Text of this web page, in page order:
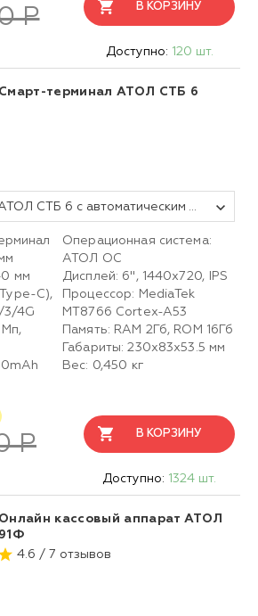
Р В КОРЗИНУ
Доступно: 120 шт.
Смарт-терминал АТОЛ СТБ 6
Смарт-терминал АТОЛ СТБ 6 с автоматическим тарифом SIGMA и ИТС (без ФН, 5.0)
мм
C),
3/4G
Мп,
Операционная система:
АТОЛ ОС
Дисплей: 6", 1440x720, IPS
Процессор: MediaTek
MT8766 Cortex-A53
Память: RAM 2Гб, ROM 16Гб
Габариты: 230х83х53.5 мм
Вес: 0,450 кг
Р В КОРЗИНУ
Доступно: 1324 шт.
Онлайн кассовый аппарат АТОЛ
91Ф
4.6 / 7 отзывов